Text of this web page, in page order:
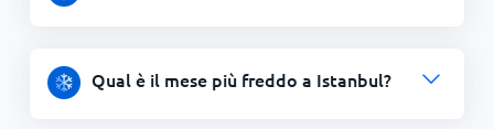
Qual è il mese più freddo a Istanbul?